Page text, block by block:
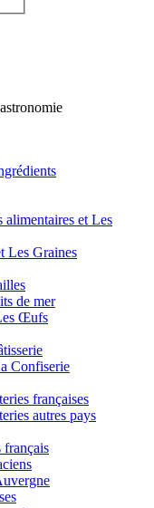
et Les
Les Graines
de mer
Œufs
Confiserie
françaises
autres pays
français